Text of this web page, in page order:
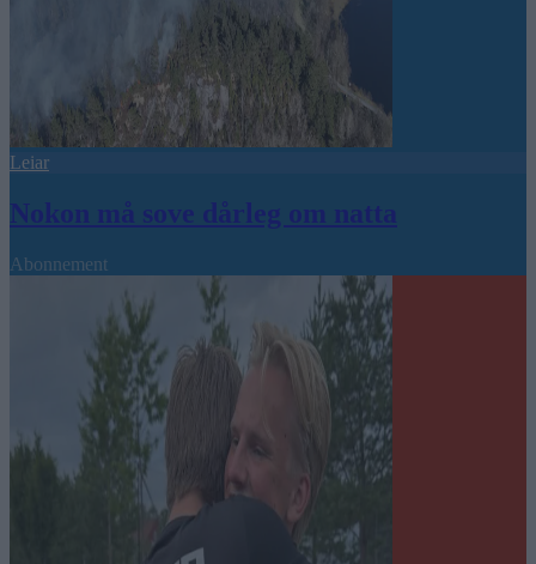
Leiar
Nokon må sove dårleg om natta
Abonnement